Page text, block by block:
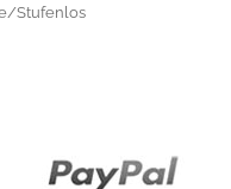
Stufenlos